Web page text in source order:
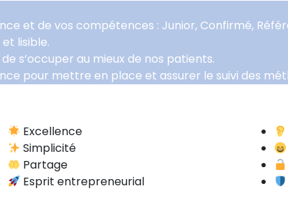
et de vos compétences : Junior, Confirmé,
lisible.
s’occuper au mieux de nos patients.
pour mettre en place et assurer le suivi des
Excellence
Simplicité
Partage
Esprit entrepreneurial